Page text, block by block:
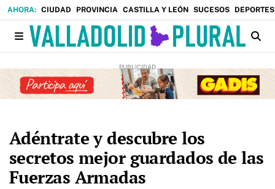
CIUDAD PROVINCIA CASTILLA Y LEÓN SUCESOS DEPORTES
Adéntrate y descubre los
secretos mejor guardados de las
Fuerzas Armadas